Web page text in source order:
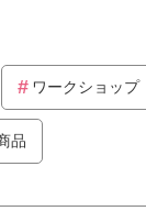
ワークショップ
品